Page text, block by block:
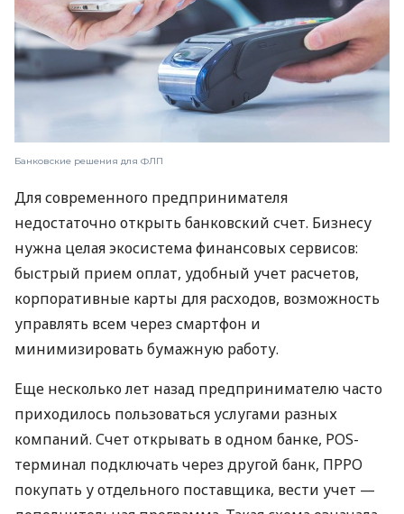
Банковские решения для ФЛП
Для современного предпринимателя
недостаточно открыть банковский счет. Бизнесу
нужна целая экосистема финансовых сервисов:
быстрый прием оплат, удобный учет расчетов,
корпоративные карты для расходов, возможность
управлять всем через смартфон и
минимизировать бумажную работу.
Еще несколько лет назад предпринимателю часто
приходилось пользоваться услугами разных
компаний. Счет открывать в одном банке, POS-
терминал подключать через другой банк, ПРРО
покупать у отдельного поставщика, вести учет —